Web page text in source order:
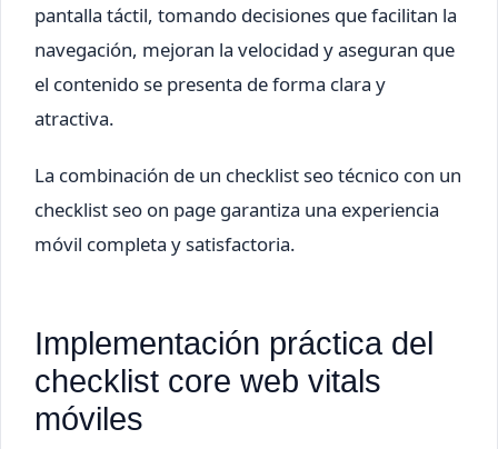
pantalla táctil, tomando decisiones que facilitan la
navegación, mejoran la velocidad y aseguran que
el contenido se presenta de forma clara y
atractiva.
La combinación de un checklist seo técnico con un
checklist seo on page garantiza una experiencia
móvil completa y satisfactoria.
Implementación práctica del
checklist core web vitals
móviles